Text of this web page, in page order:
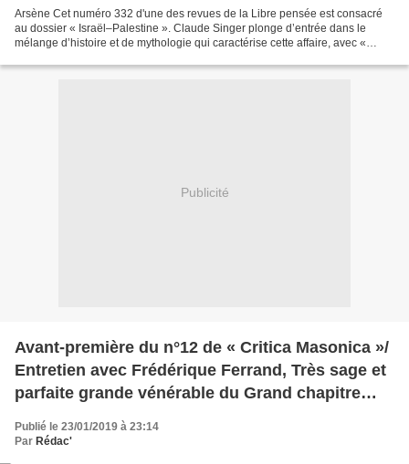
Arsène Cet numéro 332 d'une des revues de la Libre pensée est consacré
au dossier « Israël–Palestine ». Claude Singer plonge d’entrée dans le
mélange d’histoire et de mythologie qui caractérise cette affaire, avec «
Publicité
Avant-première du n°12 de « Critica Masonica »/
Entretien avec Frédérique Ferrand, Très sage et
parfaite grande vénérable du Grand chapitre
Publié le 23/01/2019 à 23:14
Par Rédac'